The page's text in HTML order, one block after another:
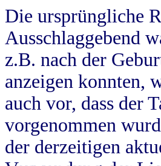
Die ursprüngliche
Ausschlaggebend
z.B. nach der
anzeigen konnten,
auch vor, dass der
vorgenommen
der derzeitigen